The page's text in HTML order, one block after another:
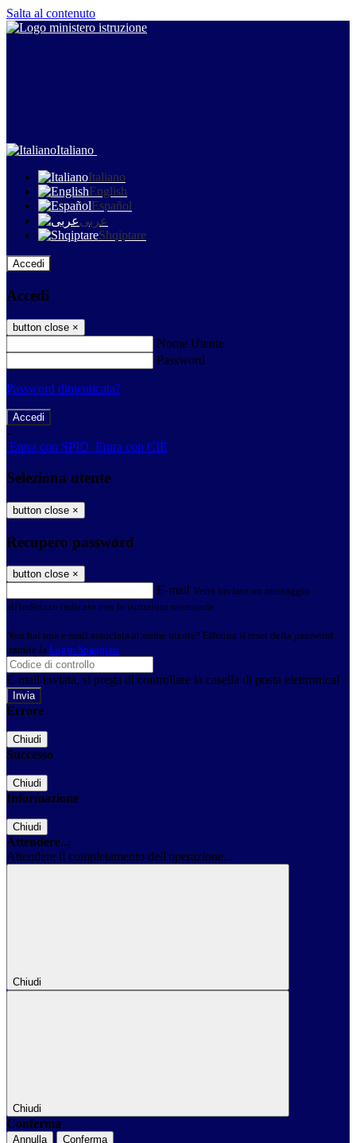
Salta al contenuto
Italiano
Italiano
English
Español
عربى
Shqiptare
Accedi
Accedi
button close ×
Nome Utente
Password
Password dimenticata?
-
Entra con SPID Entra con CIE
Seleziona utente
button close ×
Recupero password
button close ×
E-mail Verrà inviato un messaggio
all'indirizzo indicato con le istruzioni necessarie.
Non hai una e-mail associata al nome utente? Effettua il reset della password
tramite la Login Spaggiari
E-mail inviata, si prega di controllare la casella di posta elettronica!
Errore
Chiudi
Successo
Chiudi
Informazione
Chiudi
Attendere...
Attendere il completamento dell'operazione...
Chiudi
Chiudi
Conferma
Annulla Conferma